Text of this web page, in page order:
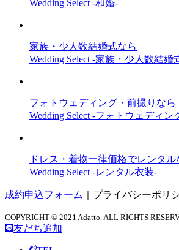
Wedding Select -和婚-
家族・少人数結婚式なら
Wedding Select -家族・少人数結婚
フォトウェディング・前撮りなら
Wedding Select -フォトウェディン
ドレス・着物一律価格でレンタル
Wedding Select -レンタル衣装-
成約申込フォーム プライバシーポリ
COPYRIGHT © 2021 Adatto. ALL RIGHTS
友だち追加